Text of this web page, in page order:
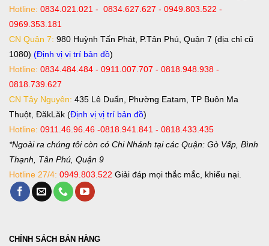
Hotline: 0834.021.021 - 0834.627.627 - 0949.803.522 -
0969.353.181
CN Quận 7: 980 Huỳnh Tấn Phát, P.Tân Phú, Quận 7 (địa chỉ cũ
1080) (Định vị vị trí bản đồ)
Hotline: 0834.484.484 - 0911.007.707 - 0818.948.938 -
0818.739.627
CN Tây Nguyên: 435 Lê Duẩn, Phường Eatam, TP Buôn Ma
Thuột, ĐăkLăk (Định vị vị trí bản đồ)
Hotline: 0911.46.96.46 -0818.941.841 - 0818.433.435
*Ngoài ra chúng tôi còn có Chi Nhánh tại các Quận: Gò Vấp, Bình
Thạnh, Tân Phú, Quận 9
Hotline 27/4: 0949.803.522 Giải đáp mọi thắc mắc, khiếu nại.
CHÍNH SÁCH BÁN HÀNG